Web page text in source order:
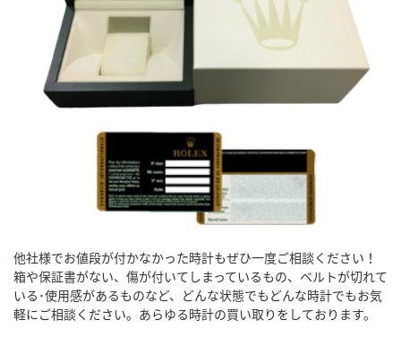
他社様でお値段が付かなかった時計もぜひ一度ご相談ください！
箱や保証書がない、傷が付いてしまっているもの、ベルトが切れて
いる･使用感があるものなど、どんな状態でもどんな時計でもお気
軽にご相談ください。あらゆる時計の買い取りをしております。